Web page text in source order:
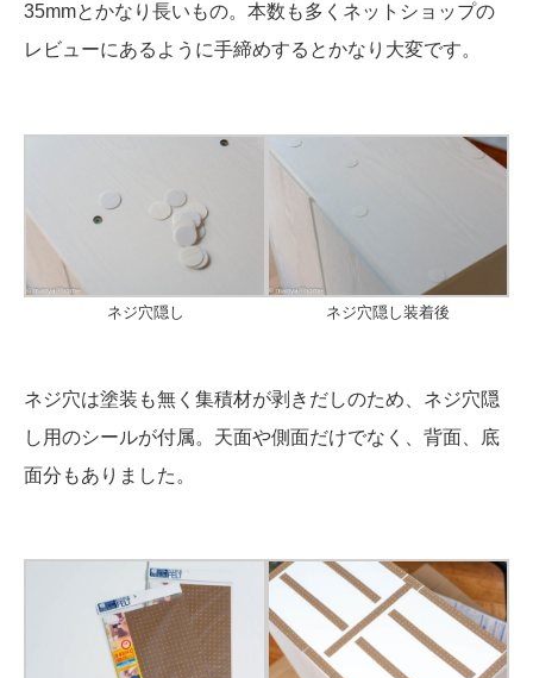
35mmとかなり長いもの。本数も多くネットショップの
レビューにあるように手締めするとかなり大変です。
ネジ穴隠し ネジ穴隠し装着後
ネジ穴は塗装も無く集積材が剥きだしのため、ネジ穴隠
し用のシールが付属。天面や側面だけでなく、背面、底
面分もありました。